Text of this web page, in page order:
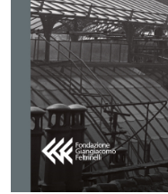
Attività per
Programmi
Under25
Classici del
Master e